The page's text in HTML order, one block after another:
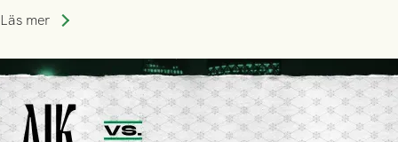
Stockholm . Men trots konstant hotande i första halvlek av
lyckades få in 2-0.
Läs mer